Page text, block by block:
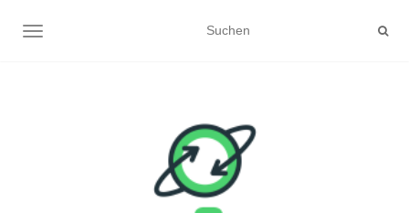
NAVIGATION UMSCHALTEN